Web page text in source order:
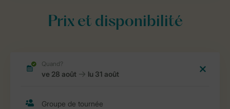
Prix et disponibilité